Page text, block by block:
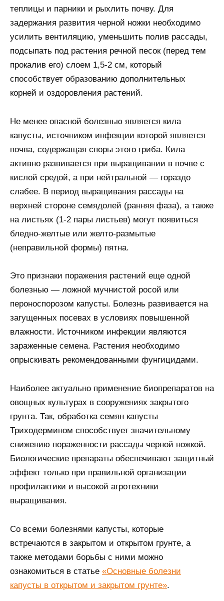
теплицы и парники и рыхлить почву. Для
задержания развития черной ножки необходимо
усилить вентиляцию, уменьшить полив рассады,
подсыпать под растения речной песок (перед тем
прокалив его) слоем 1,5-2 см, который
способствует образованию дополнительных
корней и оздоровления растений.
Не менее опасной болезнью является кила
капусты, источником инфекции которой является
почва, содержащая споры этого гриба. Кила
активно развивается при выращивании в почве с
кислой средой, а при нейтральной — гораздо
слабее. В период выращивания рассады на
верхней стороне семядолей (ранняя фаза), а также
на листьях (1-2 пары листьев) могут появиться
бледно-желтые или желто-размытые
(неправильной формы) пятна.
Это признаки поражения растений еще одной
болезнью — ложной мучнистой росой или
пероноспорозом капусты. Болезнь развивается на
загущенных посевах в условиях повышенной
влажности. Источником инфекции являются
зараженные семена. Растения необходимо
опрыскивать рекомендованными фунгицидами.
Наиболее актуально применение биопрепаратов на
овощных культурах в сооружениях закрытого
грунта. Так, обработка семян капусты
Триходермином способствует значительному
снижению пораженности рассады черной ножкой.
Биологические препараты обеспечивают защитный
эффект только при правильной организации
профилактики и высокой агротехники
выращивания.
Со всеми болезнями капусты, которые
встречаются в закрытом и открытом грунте, а
также методами борьбы с ними можно
ознакомиться в статье «Основные болезни
капусты в открытом и закрытом грунте».